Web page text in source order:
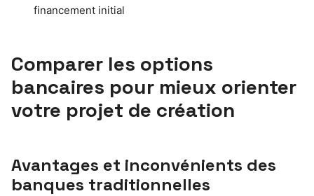
financement initial
Comparer les options
bancaires pour mieux orienter
votre projet de création
Avantages et inconvénients des
banques traditionnelles